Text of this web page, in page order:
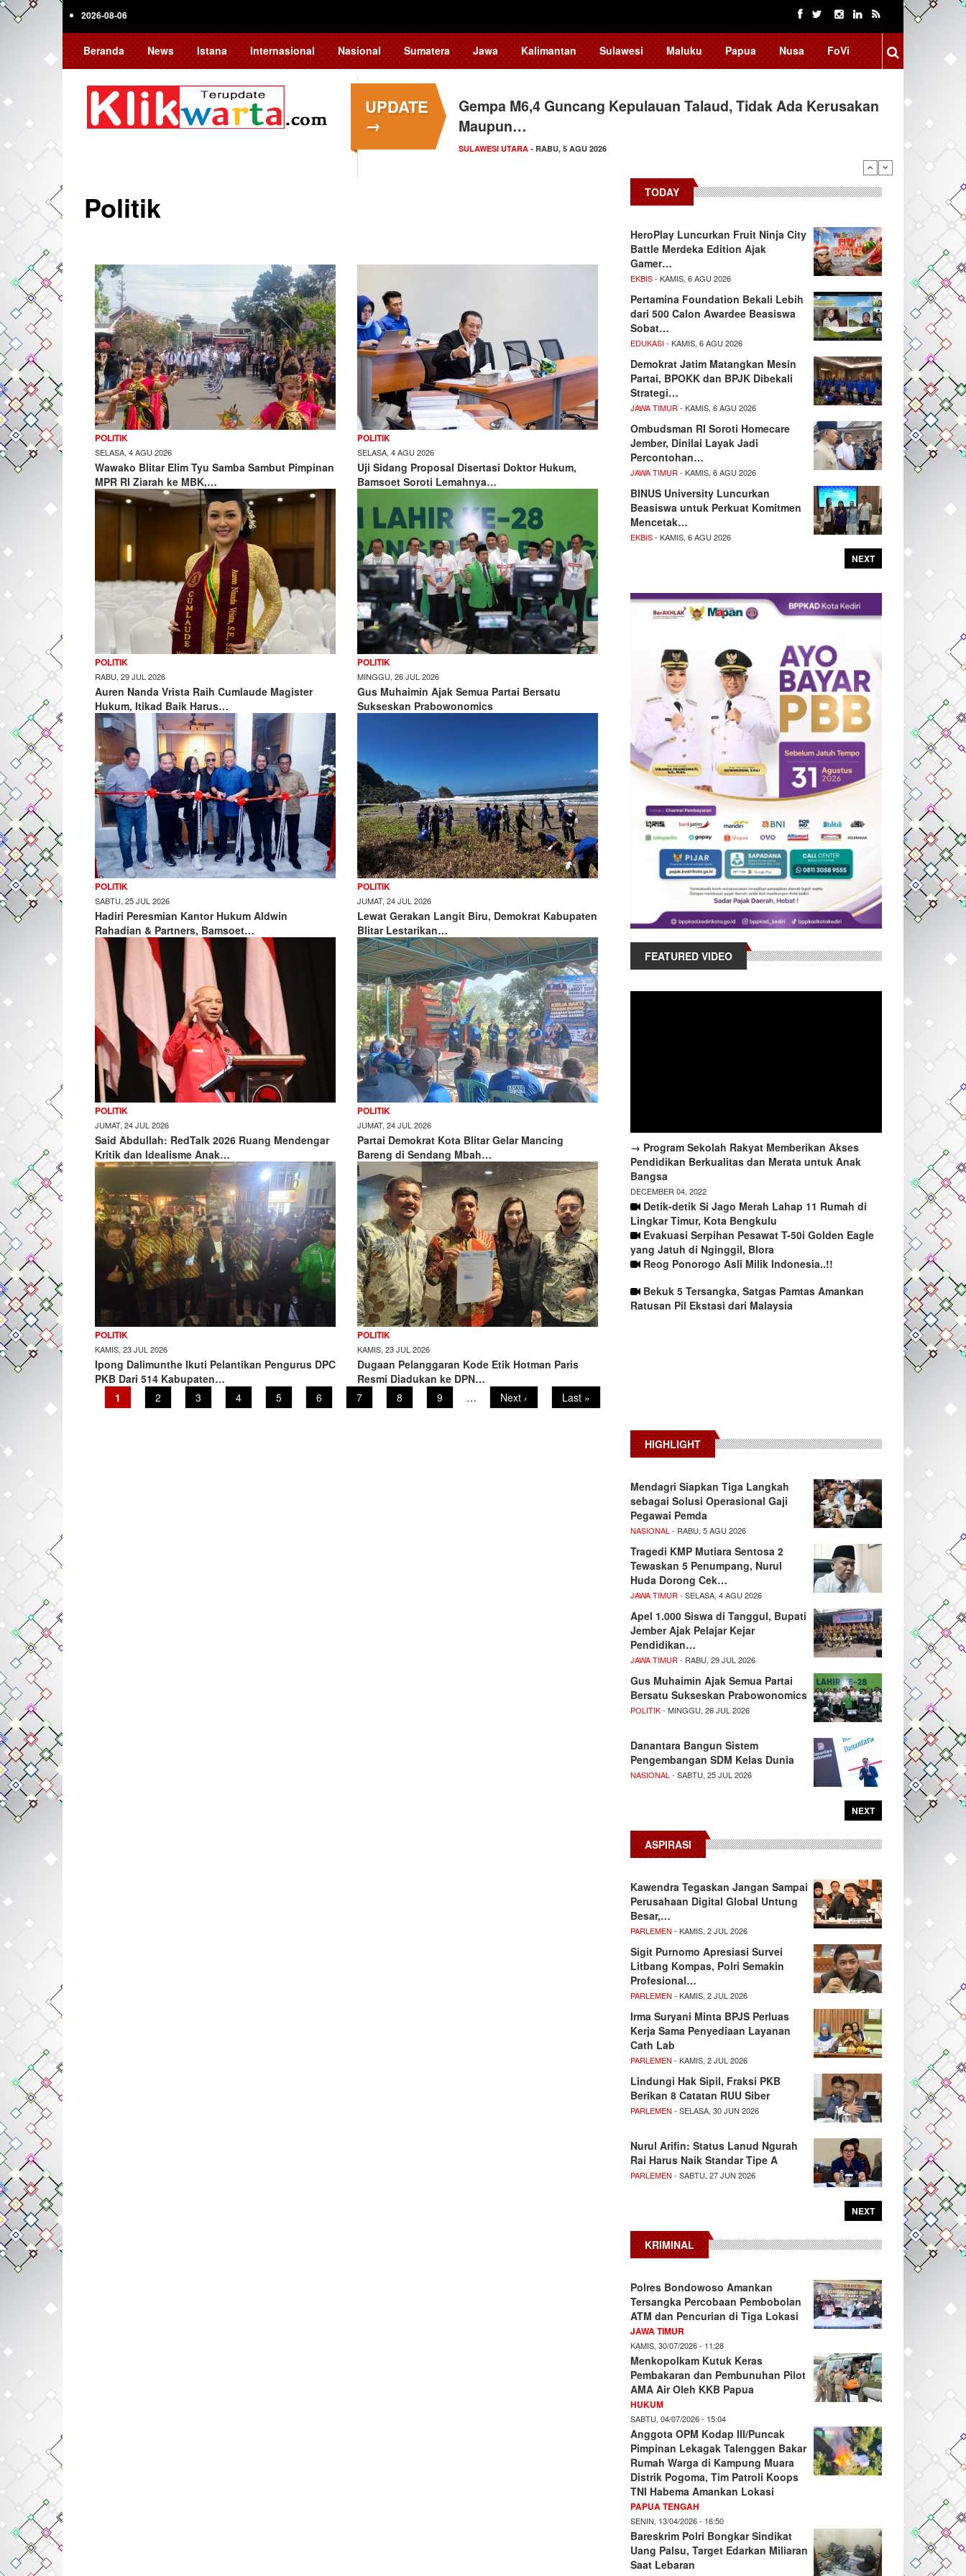
Skip
2026-08-06
Beranda News Istana Internasional Nasional Sumatera Jawa Kalimantan Sulawesi Maluku Papua Nusa FoVi
UPDATE
→
Gempa M6,4 Guncang Kepulauan Talaud, Tidak Ada Kerusakan
Maupun…
SULAWESI UTARA - RABU, 5 AGU 2026
Politik
POLITIK
SELASA, 4 AGU 2026
Wawako Blitar Elim Tyu Samba Sambut Pimpinan
MPR RI Ziarah ke MBK,…
POLITIK
SELASA, 4 AGU 2026
Uji Sidang Proposal Disertasi Doktor Hukum,
Bamsoet Soroti Lemahnya…
POLITIK
RABU, 29 JUL 2026
Auren Nanda Vrista Raih Cumlaude Magister
Hukum, Itikad Baik Harus…
POLITIK
MINGGU, 26 JUL 2026
Gus Muhaimin Ajak Semua Partai Bersatu
Sukseskan Prabowonomics
POLITIK
SABTU, 25 JUL 2026
Hadiri Peresmian Kantor Hukum Aldwin
Rahadian & Partners, Bamsoet…
POLITIK
JUMAT, 24 JUL 2026
Lewat Gerakan Langit Biru, Demokrat Kabupaten
Blitar Lestarikan…
POLITIK
JUMAT, 24 JUL 2026
Said Abdullah: RedTalk 2026 Ruang Mendengar
Kritik dan Idealisme Anak…
POLITIK
JUMAT, 24 JUL 2026
Partai Demokrat Kota Blitar Gelar Mancing
Bareng di Sendang Mbah…
POLITIK
KAMIS, 23 JUL 2026
Ipong Dalimunthe Ikuti Pelantikan Pengurus DPC
PKB Dari 514 Kabupaten…
POLITIK
KAMIS, 23 JUL 2026
Dugaan Pelanggaran Kode Etik Hotman Paris
Resmi Diadukan ke DPN…
Pagination
Current
page
1 Page
2 Page
3 Page
4 Page
5 Page
6 Page
7 Page
8 Page
9 …
Next
page
Next ›
Last
page
Last »
TODAY
HeroPlay Luncurkan Fruit Ninja City
Battle Merdeka Edition Ajak
Gamer…
EKBIS- KAMIS, 6 AGU 2026
Pertamina Foundation Bekali Lebih
dari 500 Calon Awardee Beasiswa
Sobat…
EDUKASI- KAMIS, 6 AGU 2026
Demokrat Jatim Matangkan Mesin
Partai, BPOKK dan BPJK Dibekali
Strategi…
JAWA TIMUR - KAMIS, 6 AGU 2026
Ombudsman RI Soroti Homecare
Jember, Dinilai Layak Jadi
Percontohan…
JAWA TIMUR - KAMIS, 6 AGU 2026
BINUS University Luncurkan
Beasiswa untuk Perkuat Komitmen
Mencetak…
EKBIS- KAMIS, 6 AGU 2026
NEXT
FEATURED VIDEO
→ Program Sekolah Rakyat Memberikan Akses
Pendidikan Berkualitas dan Merata untuk Anak
Bangsa
DECEMBER 04, 2022
Detik-detik Si Jago Merah Lahap 11 Rumah di
Lingkar Timur, Kota Bengkulu
Evakuasi Serpihan Pesawat T-50i Golden Eagle
yang Jatuh di Nginggil, Blora
Reog Ponorogo Asli Milik Indonesia..!!
Bekuk 5 Tersangka, Satgas Pamtas Amankan
Ratusan Pil Ekstasi dari Malaysia
HIGHLIGHT
Mendagri Siapkan Tiga Langkah
sebagai Solusi Operasional Gaji
Pegawai Pemda
NASIONAL - RABU, 5 AGU 2026
Tragedi KMP Mutiara Sentosa 2
Tewaskan 5 Penumpang, Nurul
Huda Dorong Cek…
JAWA TIMUR - SELASA, 4 AGU 2026
Apel 1.000 Siswa di Tanggul, Bupati
Jember Ajak Pelajar Kejar
Pendidikan…
JAWA TIMUR - RABU, 29 JUL 2026
Gus Muhaimin Ajak Semua Partai
Bersatu Sukseskan Prabowonomics
POLITIK- MINGGU, 26 JUL 2026
Danantara Bangun Sistem
Pengembangan SDM Kelas Dunia
NASIONAL - SABTU, 25 JUL 2026
NEXT
ASPIRASI
Kawendra Tegaskan Jangan Sampai
Perusahaan Digital Global Untung
Besar,…
PARLEMEN - KAMIS, 2 JUL 2026
Sigit Purnomo Apresiasi Survei
Litbang Kompas, Polri Semakin
Profesional…
PARLEMEN - KAMIS, 2 JUL 2026
Irma Suryani Minta BPJS Perluas
Kerja Sama Penyediaan Layanan
Cath Lab
PARLEMEN - KAMIS, 2 JUL 2026
Lindungi Hak Sipil, Fraksi PKB
Berikan 8 Catatan RUU Siber
PARLEMEN - SELASA, 30 JUN 2026
Nurul Arifin: Status Lanud Ngurah
Rai Harus Naik Standar Tipe A
PARLEMEN - SABTU, 27 JUN 2026
NEXT
KRIMINAL
Polres Bondowoso Amankan
Tersangka Percobaan Pembobolan
ATM dan Pencurian di Tiga Lokasi
JAWA TIMUR
KAMIS, 30/07/2026 - 11:28
Menkopolkam Kutuk Keras
Pembakaran dan Pembunuhan Pilot
AMA Air Oleh KKB Papua
HUKUM
SABTU, 04/07/2026 - 15:04
Anggota OPM Kodap III/Puncak
Pimpinan Lekagak Talenggen Bakar
Rumah Warga di Kampung Muara
Distrik Pogoma, Tim Patroli Koops
TNI Habema Amankan Lokasi
PAPUA TENGAH
SENIN, 13/04/2026 - 16:50
Bareskrim Polri Bongkar Sindikat
Uang Palsu, Target Edarkan Miliaran
Saat Lebaran